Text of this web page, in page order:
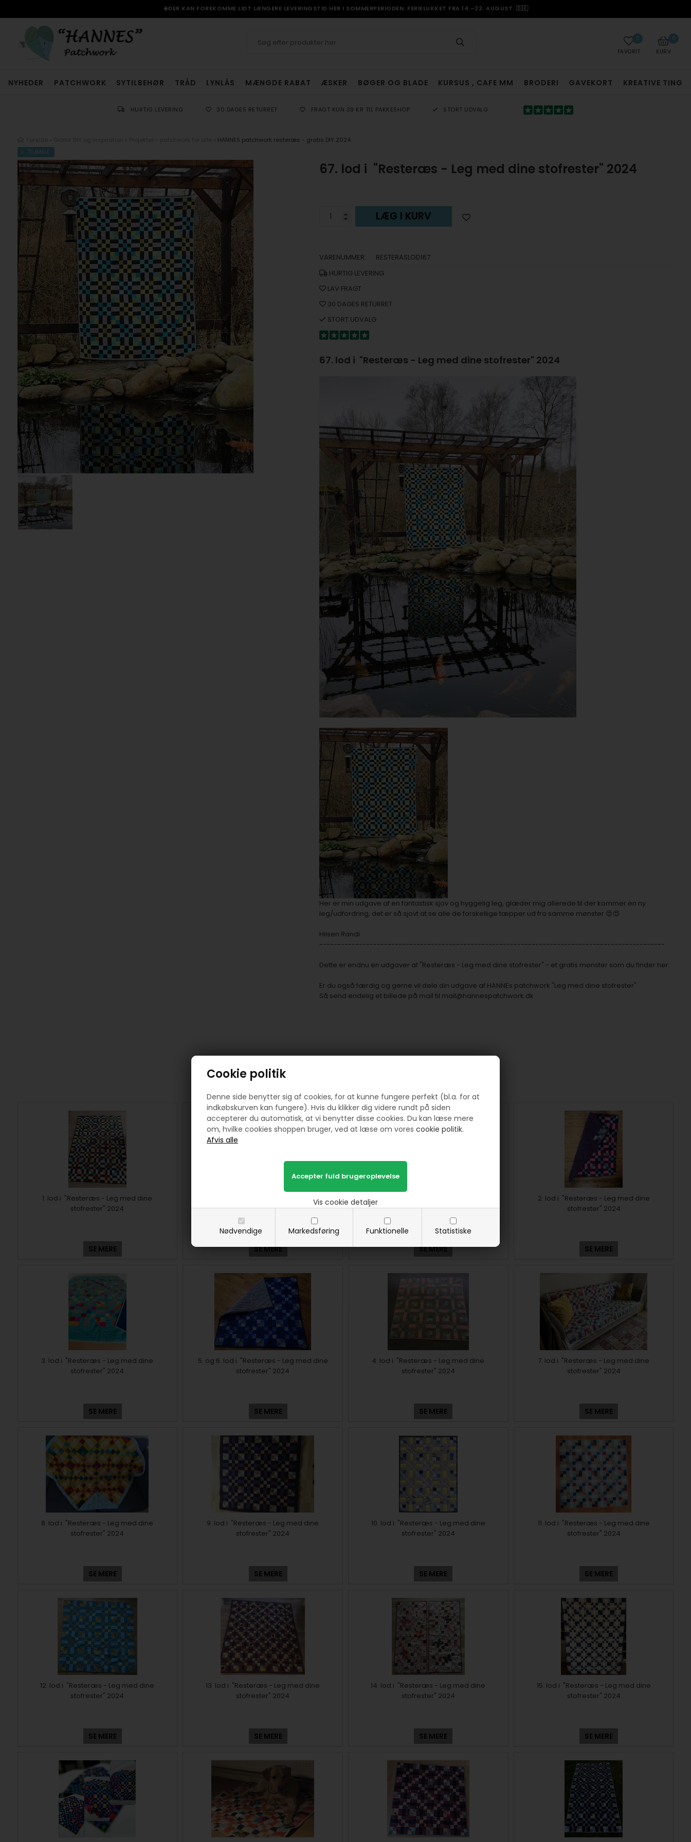
Cookie politik
Denne side benytter sig af cookies, for at kunne fungere perfekt (bl.a. for at
indkøbskurven kan fungere). Hvis du klikker dig videre rundt på siden
accepterer du automatisk, at vi benytter disse cookies. Du kan læse mere
om, hvilke cookies shoppen bruger, ved at læse om vores cookie politik.
Nødvendige Markedsføring Funktionelle Statistiske
Vis cookie detaljer
☀️DER KAN FOREKOMME LIDT LÆNGERE LEVERINGSTID HER I SOMMERPERIODEN. FERIELUKKET FRA 14.–22. AUGUST. 🇩🇰
0
KURV
0
FAVORIT
NYHEDER PATCHWORK SYTILBEHØR TRÅD LYNLÅS MÆNGDE RABAT ÆSKER BØGER OG BLADE KURSUS , CAFE MM BRODERI GAVEKORT KREATIVE TING
HURTIG LEVERING 30 DAGES RETURRET FRAGT KUN 39 KR TIL PAKKESHOP STORT UDVALG
HANNES patchwork resteræs - gratis DIY 2024
TILBAGE
67. lod i "Resteræs - Leg med dine stofrester" 2024
LÆG I KURV
VARENUMMER:
RESTERASLOD167
HURTIG LEVERING
LAV FRAGT
30 DAGES RETURRET
STORT UDVALG
67. lod i "Resteræs - Leg med dine stofrester" 2024
Her er min udgave af en fantastisk sjov og hyggelig leg, glæder mig allerede til der kommer en ny
leg/udfordring, det er så sjovt at se alle de forskellige tæpper ud fra samme mønster 😍😍
Hilsen Randi
------------------------------------------------------------------------------------------------
Dette er endnu en udgaver af "Resteræs - Leg med dine stofrester" - et gratis mønster som du finder her.
Er du også færdig og gerne vil dele din udgave af HANNEs patchwork "Leg med dine stofrester"
Så send endelig et billede på mail til mail@hannespatchwork.dk
1. lod i "Resteræs - Leg med dine
stofrester" 2024
SE MERE
70. lod i "Resteræs - Leg med dine
stofrester" 2024
SE MERE
71. lod i "Resteræs - Leg med dine
stofrester" 2024
SE MERE
2. lod i "Resteræs - Leg med dine
stofrester" 2024
SE MERE
3. lod i "Resteræs - Leg med dine
stofrester" 2024
SE MERE
5. og 6. lod i "Resteræs - Leg med dine
stofrester" 2024
SE MERE
4. lod i "Resteræs - Leg med dine
stofrester" 2024
SE MERE
7. lod i "Resteræs - Leg med dine
stofrester" 2024
SE MERE
8. lod i "Resteræs - Leg med dine
stofrester" 2024
SE MERE
9. lod i "Resteræs - Leg med dine
stofrester" 2024
SE MERE
10. lod i "Resteræs - Leg med dine
stofrester" 2024
SE MERE
11. lod i "Resteræs - Leg med dine
stofrester" 2024
SE MERE
12. lod i "Resteræs - Leg med dine
stofrester" 2024
SE MERE
13. lod i "Resteræs - Leg med dine
stofrester" 2024
SE MERE
14. lod i "Resteræs - Leg med dine
stofrester" 2024
SE MERE
15. lod i "Resteræs - Leg med dine
stofrester" 2024
SE MERE